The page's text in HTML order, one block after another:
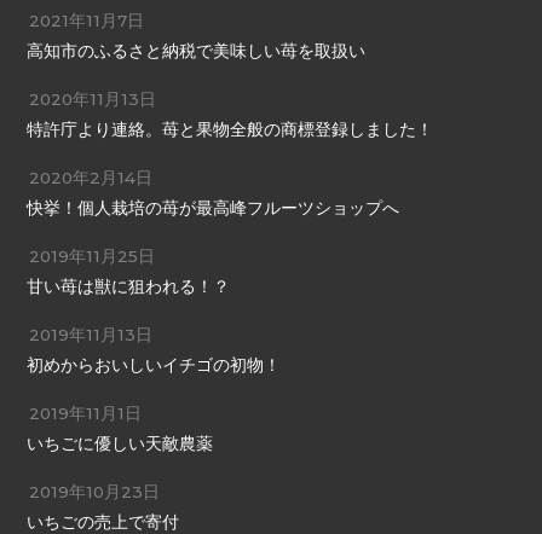
2021年11月7日
高知市のふるさと納税で美味しい苺を取扱い
2020年11月13日
特許庁より連絡。苺と果物全般の商標登録しました！
2020年2月14日
快挙！個人栽培の苺が最高峰フルーツショップへ
2019年11月25日
甘い苺は獣に狙われる！？
2019年11月13日
初めからおいしいイチゴの初物！
2019年11月1日
いちごに優しい天敵農薬
2019年10月23日
いちごの売上で寄付